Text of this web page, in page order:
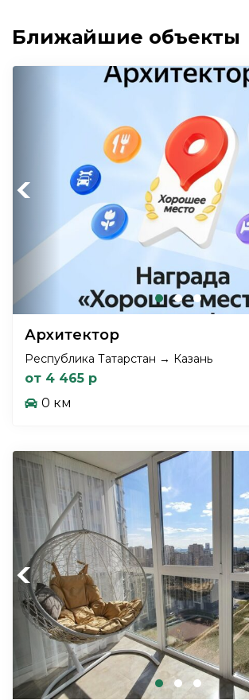
Ближайшие объекты
Previous
Архитектор
Республика Татарстан → Казань
от 4 465 р
0 км
Previous